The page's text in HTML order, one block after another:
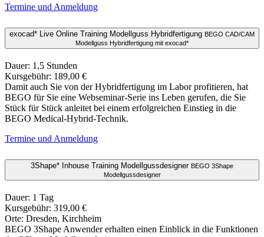
Termine und Anmeldung
exocad* Live Online Training Modellguss Hybridfertigung BEGO CAD/CAM
Modellguss Hybridfertigung mit exocad*
Dauer: 1,5 Stunden
Kursgebühr: 189,00 €
Damit auch Sie von der Hybridfertigung im Labor profitieren, hat
BEGO für Sie eine Webseminar-Serie ins Leben gerufen, die Sie
Stück für Stück anleitet bei einem erfolgreichen Einstieg in die
BEGO Medical-Hybrid-Technik.
Termine und Anmeldung
3Shape* Inhouse Training Modellgussdesigner BEGO 3Shape
Modellgussdesigner
Dauer: 1 Tag
Kursgebühr: 319,00 €
Orte: Dresden, Kirchheim
BEGO 3Shape Anwender erhalten einen Einblick in die Funktionen